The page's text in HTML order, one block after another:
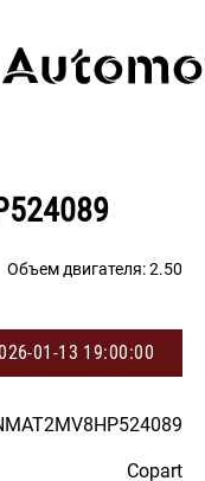
Объем двигателя:2.50
01-13 19:00:00
Copart